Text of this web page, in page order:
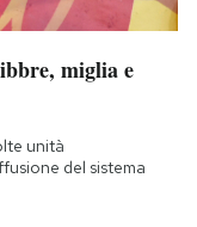
miglia e
unità
del sistema